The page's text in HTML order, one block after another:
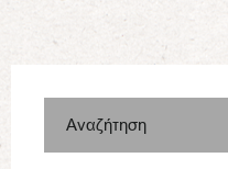
Αναζήτηση